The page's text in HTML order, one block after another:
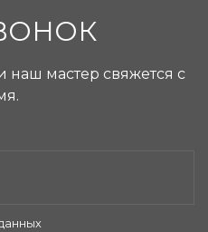
наш мастер свяжется с